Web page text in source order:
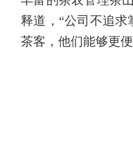
释道，“公司不追
茶客，他们能够更